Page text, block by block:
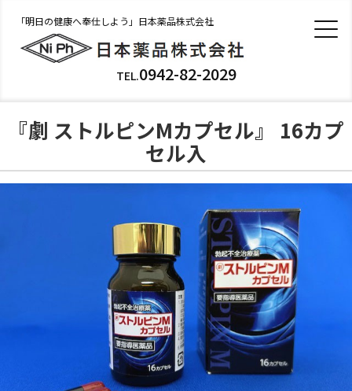
「明日の健康へ奉仕しよう」日本薬品株式会社
TEL.0942-82-2029
『劇 ストルピンMカプセル』 16カプ
セル入